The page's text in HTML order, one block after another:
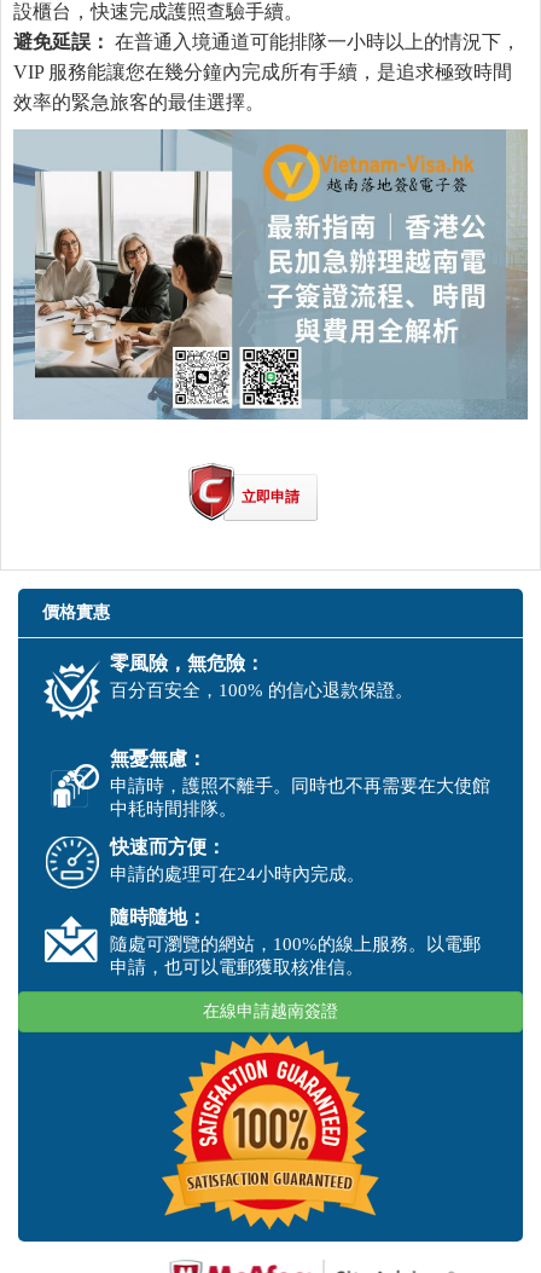
設櫃台，快速完成護照查驗手續。
避免延誤： 在普通入境通道可能排隊一小時以上的情況下，
VIP 服務能讓您在幾分鐘內完成所有手續，是追求極致時間
效率的緊急旅客的最佳選擇。
立即申請
價格實惠
零風險，無危險：
百分百安全，100% 的信心退款保證。
無憂無慮：
申請時，護照不離手。同時也不再需要在大使館
中耗時間排隊。
快速而方便：
申請的處理可在24小時內完成。
隨時隨地：
隨處可瀏覽的網站，100%的線上服務。以電郵
申請，也可以電郵獲取核准信。
在線申請越南簽證